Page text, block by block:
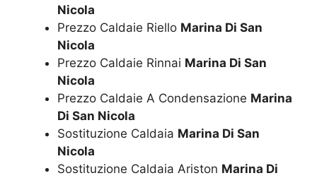
Nicola
Prezzo Caldaie Riello Marina Di San
Nicola
Prezzo Caldaie Rinnai Marina Di San
Nicola
Prezzo Caldaie A Condensazione Marina
Di San Nicola
Sostituzione Caldaia Marina Di San
Nicola
Sostituzione Caldaia Ariston Marina Di